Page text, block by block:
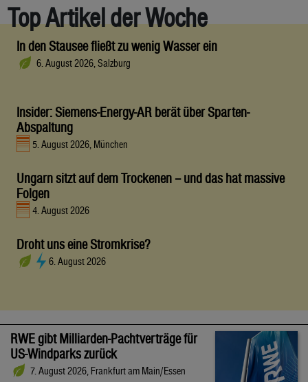
Top Artikel der Woche
In den Stausee fließt zu wenig Wasser ein
6. August 2026, Salzburg
Insider: Siemens-Energy-AR berät über Sparten-
Abspaltung
5. August 2026, München
Ungarn sitzt auf dem Trockenen – und das hat massive
Folgen
4. August 2026
Droht uns eine Stromkrise?
6. August 2026
RWE gibt Milliarden-Pachtverträge für
US-Windparks zurück
7. August 2026, Frankfurt am Main/Essen